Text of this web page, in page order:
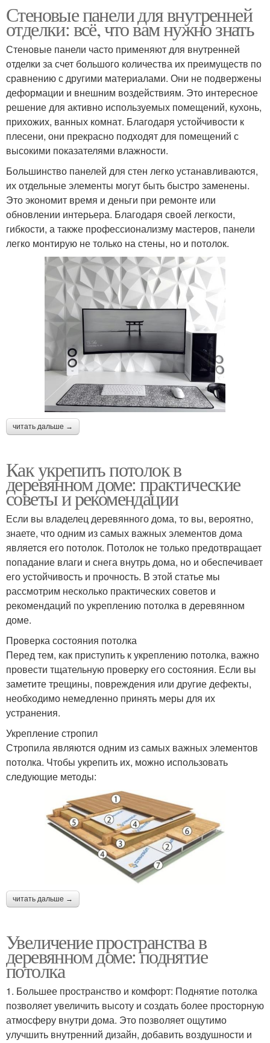
Стеновые панели для внутренней
отделки: всё, что вам нужно знать
Стеновые панели часто применяют для внутренней
отделки за счет большого количества их преимуществ по
сравнению с другими материалами. Они не подвержены
деформации и внешним воздействиям. Это интересное
решение для активно используемых помещений, кухонь,
прихожих, ванных комнат. Благодаря устойчивости к
плесени, они прекрасно подходят для помещений с
высокими показателями влажности.
Большинство панелей для стен легко устанавливаются,
их отдельные элементы могут быть быстро заменены.
Это экономит время и деньги при ремонте или
обновлении интерьера. Благодаря своей легкости,
гибкости, а также профессионализму мастеров, панели
легко монтирую не только на стены, но и потолок.
читать дальше →
Как укрепить потолок в
деревянном доме: практические
советы и рекомендации
Если вы владелец деревянного дома, то вы, вероятно,
знаете, что одним из самых важных элементов дома
является его потолок. Потолок не только предотвращает
попадание влаги и снега внутрь дома, но и обеспечивает
его устойчивость и прочность. В этой статье мы
рассмотрим несколько практических советов и
рекомендаций по укреплению потолка в деревянном
доме.
Проверка состояния потолка
Перед тем, как приступить к укреплению потолка, важно
провести тщательную проверку его состояния. Если вы
заметите трещины, повреждения или другие дефекты,
необходимо немедленно принять меры для их
устранения.
Укрепление стропил
Стропила являются одним из самых важных элементов
потолка. Чтобы укрепить их, можно использовать
следующие методы:
читать дальше →
Увеличение пространства в
деревянном доме: поднятие
потолка
1. Большее пространство и комфорт: Поднятие потолка
позволяет увеличить высоту и создать более просторную
атмосферу внутри дома. Это позволяет ощутимо
улучшить внутренний дизайн, добавить воздушности и